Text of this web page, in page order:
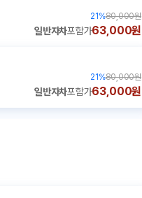
21 %80,000원
일반자차포함가63,000원
21 %80,000원
일반자차포함가63,000원